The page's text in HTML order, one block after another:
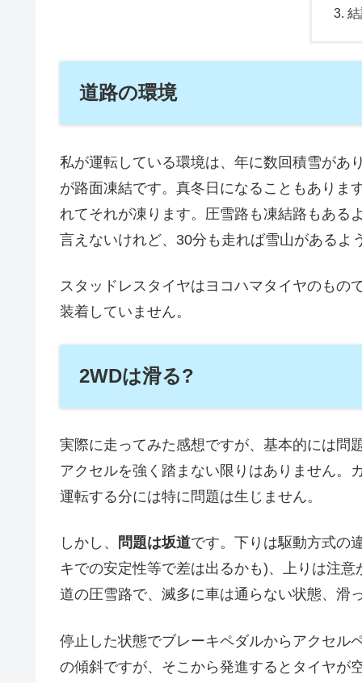
道路の環境
私が運転している環境は、年に数回積雪があ
が路面凍結です。真冬日になることもありま
れてそれが凍ります。圧雪路も凍結路もある
言えないけれど、30分も走れば雪山があるよ
スタッドレスタイヤはヨコハマタイヤのもの
装着していません。
2WDは滑る?
実際に走ってみた感想ですが、基本的には問
アクセルを強く踏まない限りはありません。
運転する分には特に問題は生じません。
しかし、 問題は坂道です。下りは駆動方式の
キでの安定性等で差は出るかも)、上りは注
道の圧雪路で、滅多に車は通らない状態、滑
停止した状態でブレーキペダルからアクセル
の傾斜ですが、そこから発進するとタイヤが